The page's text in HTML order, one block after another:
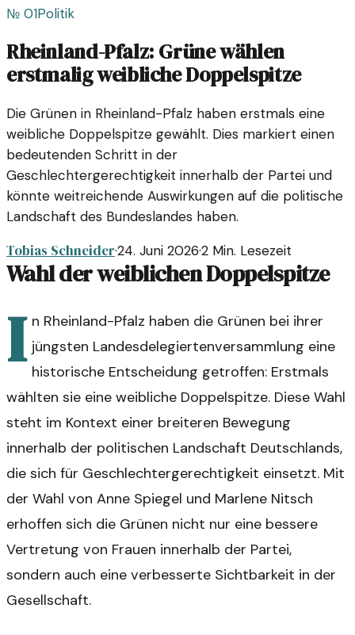
№ 01Politik
Rheinland-Pfalz: Grüne wählen
erstmalig weibliche Doppelspitze
Die Grünen in Rheinland-Pfalz haben erstmals eine
weibliche Doppelspitze gewählt. Dies markiert einen
bedeutenden Schritt in der
Geschlechtergerechtigkeit innerhalb der Partei und
könnte weitreichende Auswirkungen auf die politische
Landschaft des Bundeslandes haben.
Tobias Schneider·24. Juni 2026·2 Min. Lesezeit
Wahl der weiblichen Doppelspitze
I n Rheinland-Pfalz haben die Grünen bei ihrer
jüngsten Landesdelegiertenversammlung eine
historische Entscheidung getroffen: Erstmals
wählten sie eine weibliche Doppelspitze. Diese Wahl
steht im Kontext einer breiteren Bewegung
innerhalb der politischen Landschaft Deutschlands,
die sich für Geschlechtergerechtigkeit einsetzt. Mit
der Wahl von Anne Spiegel und Marlene Nitsch
erhoffen sich die Grünen nicht nur eine bessere
Vertretung von Frauen innerhalb der Partei,
sondern auch eine verbesserte Sichtbarkeit in der
Gesellschaft.